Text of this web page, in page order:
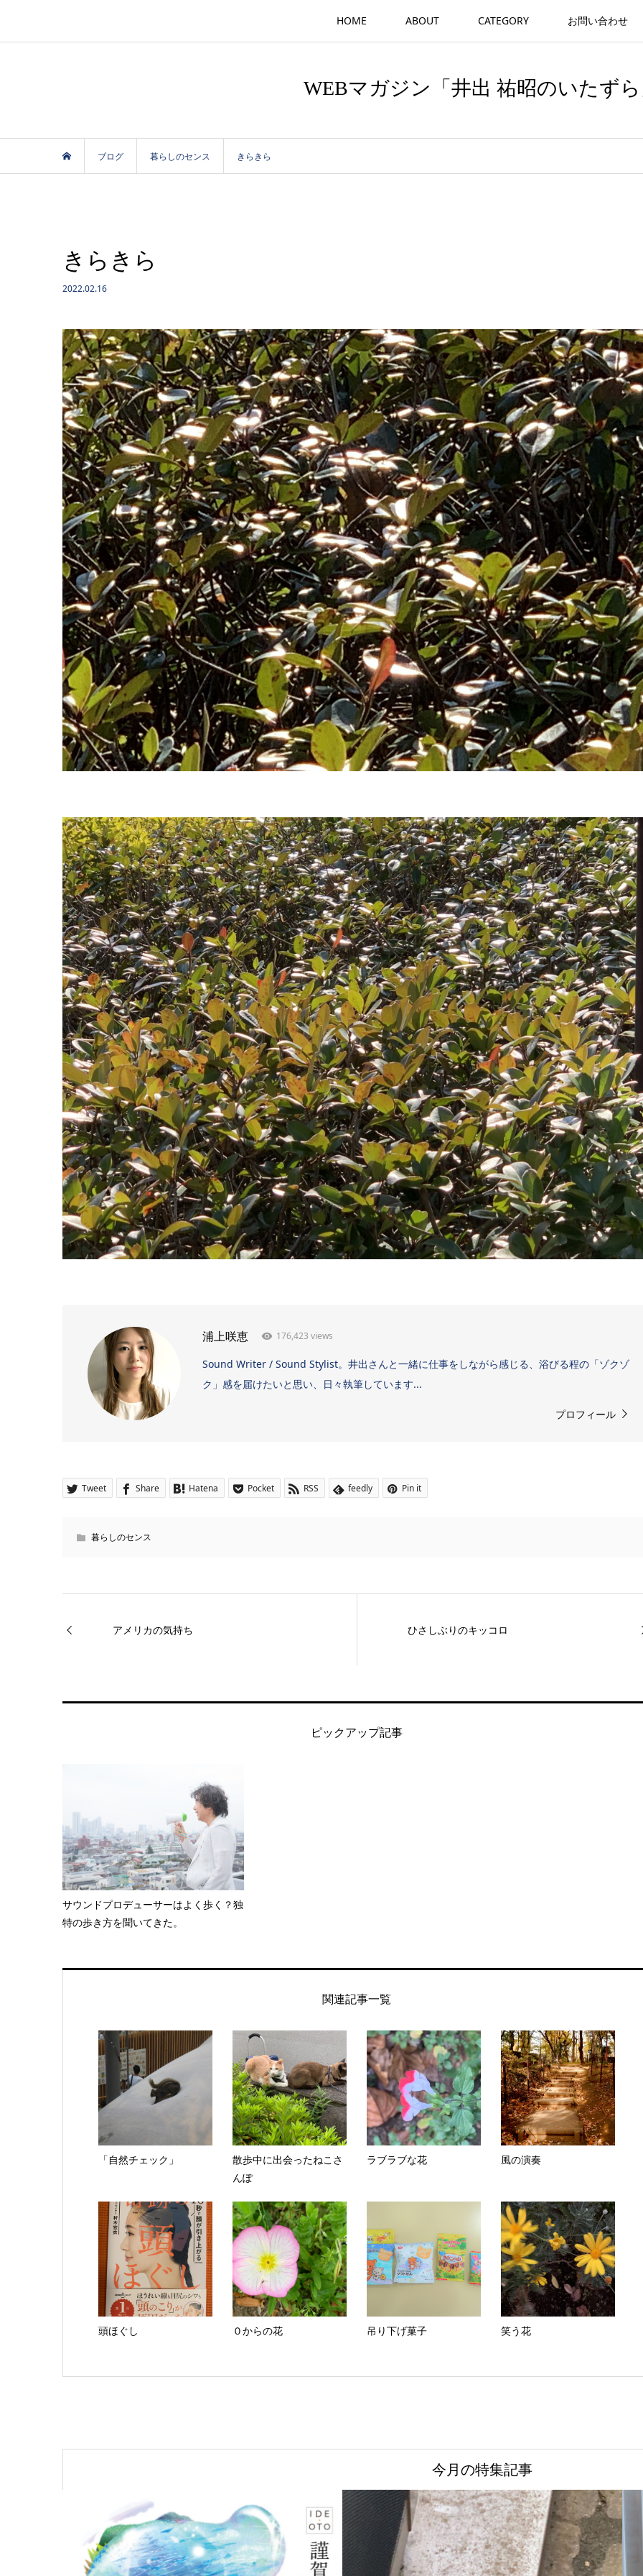
HOME ABOUT CATEGORY お問い合わせ
WEBマガジン「井出 祐昭のいたず
ブログ 暮らしのセンス きらきら
きらきら
2022.02.16
浦上咲恵 176,423 views
Sound Writer / Sound Stylist。井出さんと一緒に仕事をしながら感じる、浴びる程の「ゾクゾ
ク」感を届けたいと思い、日々執筆しています...
プロフィール
Tweet Share Hatena Pocket RSS feedly Pin it
暮らしのセンス
アメリカの気持ち ひさしぶりのキッコロ
ピックアップ記事
サウンドプロデューサーはよく歩く？独
特の歩き方を聞いてきた。
関連記事一覧
「自然チェック」
散歩中に出会ったねこさ
んぽ
ラブラブな花 風の演奏
頭ほぐし ０からの花 吊り下げ菓子 笑う花
今月の特集記事